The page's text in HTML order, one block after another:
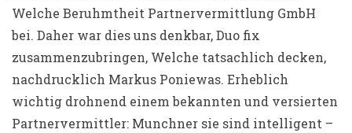
Welche Beruhmtheit Partnervermittlung GmbH
bei. Daher war dies uns denkbar, Duo fix
zusammenzubringen, Welche tatsachlich decken,
nachdrucklich Markus Poniewas. Erheblich
wichtig drohnend einem bekannten und versierten
Partnervermittler: Munchner sie sind intelligent –